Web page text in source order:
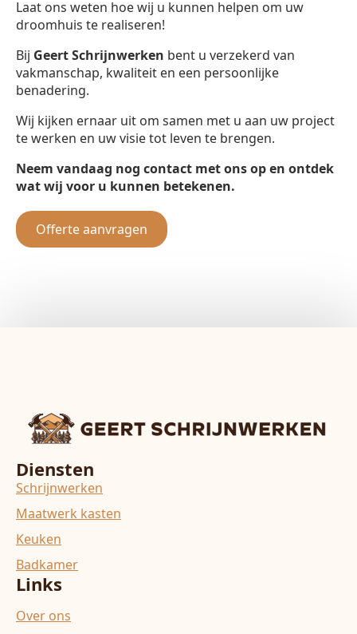
Laat ons weten hoe wij u kunnen helpen om uw
droomhuis te realiseren!
Bij Geert Schrijnwerken bent u verzekerd van
vakmanschap, kwaliteit en een persoonlijke
benadering.
Wij kijken ernaar uit om samen met u aan uw project
te werken en uw visie tot leven te brengen.
Neem vandaag nog contact met ons op en ontdek
wat wij voor u kunnen betekenen.
Offerte aanvragen
Diensten
Schrijnwerken
Maatwerk kasten
Keuken
Badkamer
Links
Over ons